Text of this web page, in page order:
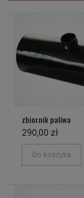
zbiornik paliwa
290,00 zł
Do koszyka